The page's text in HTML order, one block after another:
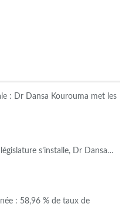
: Dr Dansa Kourouma met les
s’installe, Dr Dansa…
: 58,96 % de taux de